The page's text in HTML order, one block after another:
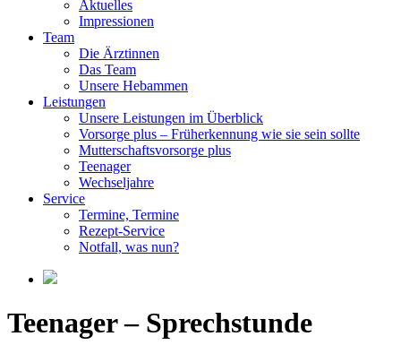
Aktuelles
Impressionen
Team
Die Ärztinnen
Das Team
Unsere Hebammen
Leistungen
Unsere Leistungen im Überblick
Vorsorge plus – Früherkennung wie sie sein sollte
Mutterschaftsvorsorge plus
Teenager
Wechseljahre
Service
Termine, Termine
Rezept-Service
Notfall, was nun?
Teenager – Sprechstunde